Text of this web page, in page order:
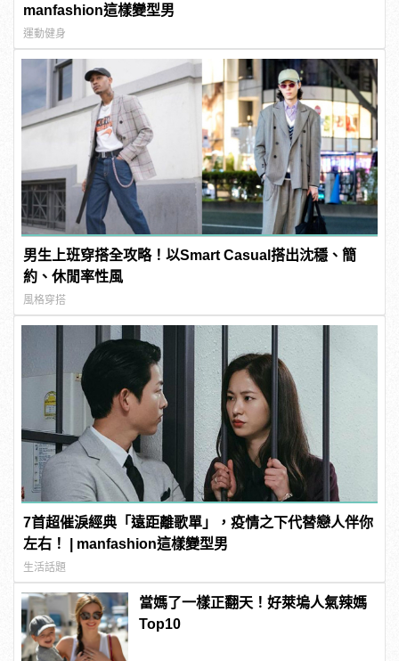
manfashion這樣變型男
運動健身
男生上班穿搭全攻略！以Smart Casual搭出沈穩、簡
約、休閒率性風
風格穿搭
7首超催淚經典「遠距離歌單」，疫情之下代替戀人伴你
左右！ | manfashion這樣變型男
生活話題
當媽了一樣正翻天！好萊塢人氣辣媽
Top10